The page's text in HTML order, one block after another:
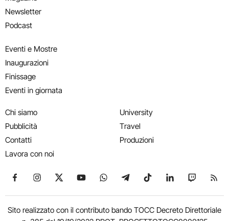
Newsletter
Podcast
Eventi e Mostre
Inaugurazioni
Finissage
Eventi in giornata
Chi siamo
Pubblicità
Contatti
Lavora con noi
University
Travel
Produzioni
Seguici su Facebook
Seguici su Instagram
Seguici su X
Seguici su YouTube
Seguici su WhatsApp
Seguici su Telegram
Seguici su TikTok
Seguici su
Seguici
Sito realizzato con il contributo bando TOCC Decreto Direttoriale